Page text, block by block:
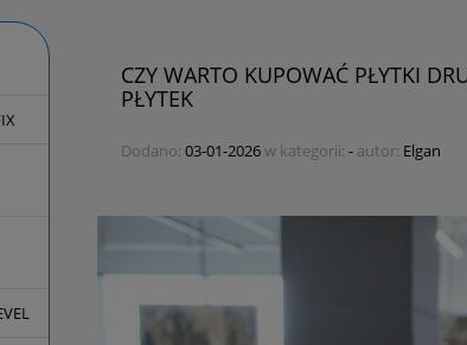
CZY WARTO KUPOWAĆ PŁYTKI
PŁYTEK
Dodano: 03-01-2026w kategorii: - autor: Elgan